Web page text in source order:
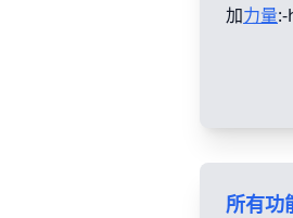
加力量
所有功